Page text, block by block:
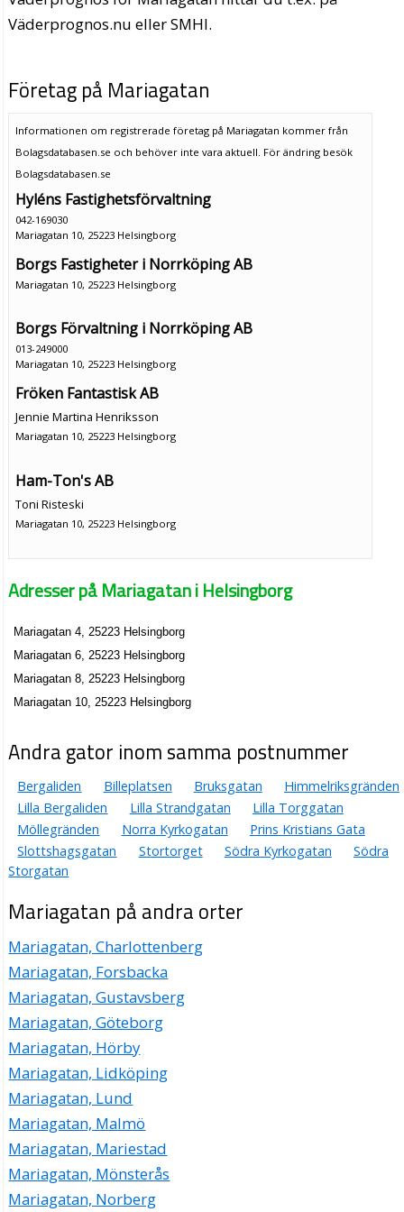
Väderprognos.nu eller SMHI.
Företag på Mariagatan
Informationen om registrerade företag på Mariagatan kommer från
Bolagsdatabasen.se och behöver inte vara aktuell. För ändring besök
Bolagsdatabasen.se
Hyléns Fastighetsförvaltning
042-169030
Mariagatan 10, 25223 Helsingborg
Borgs Fastigheter i Norrköping AB
Mariagatan 10, 25223 Helsingborg
Borgs Förvaltning i Norrköping AB
013-249000
Mariagatan 10, 25223 Helsingborg
Fröken Fantastisk AB
Jennie Martina Henriksson
Mariagatan 10, 25223 Helsingborg
Ham-Ton's AB
Toni Risteski
Mariagatan 10, 25223 Helsingborg
Suzana Axeheim
Mariagatan 2, 25223 Helsingborg
Juvel & Design International by Suzana Axeheim AB
Suzana Axeheim
042-242550
Mariagatan 2, 25223 Helsingborg
Sofie Choklad AB
Sofie Maria Lindstedt
042-322900
Mariagatan 2, 25223 Helsingborg
Barnrum i Helsingborg AB
Jane Ingegerd Cederfjord
042-261026
Hjalmars Kök & Restaurang AB
Hans Johan Fredrik Hjalmarsson
042-137601
Mariagatan 8, 25223 Helsingborg
Adresser på Mariagatan i Helsingborg
Mariagatan 4, 25223 Helsingborg
Mariagatan 6, 25223 Helsingborg
Mariagatan 8, 25223 Helsingborg
Mariagatan 10, 25223 Helsingborg
Andra gator inom samma postnummer
Bergaliden Billeplatsen Bruksgatan
Himmelriksgränden
Lilla Bergaliden
Lilla Strandgatan
Lilla Torggatan
Möllegränden
Norra Kyrkogatan
Prins Kristians Gata
Slottshagsgatan
Stortorget Södra Kyrkogatan
Södra
Storgatan
Mariagatan på andra orter
Mariagatan, Charlottenberg
Mariagatan, Forsbacka
Mariagatan, Gustavsberg
Mariagatan, Göteborg
Mariagatan, Hörby
Mariagatan, Lidköping
Mariagatan, Lund
Mariagatan, Malmö
Mariagatan, Mariestad
Mariagatan, Mönsterås
Mariagatan, Norberg